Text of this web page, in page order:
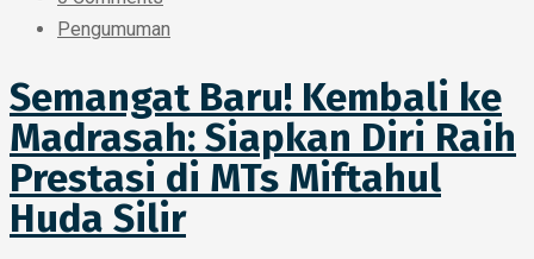
Pengumuman
Semangat Baru! Kembali ke
Madrasah: Siapkan Diri Raih
Prestasi di MTs Miftahul
Huda Silir